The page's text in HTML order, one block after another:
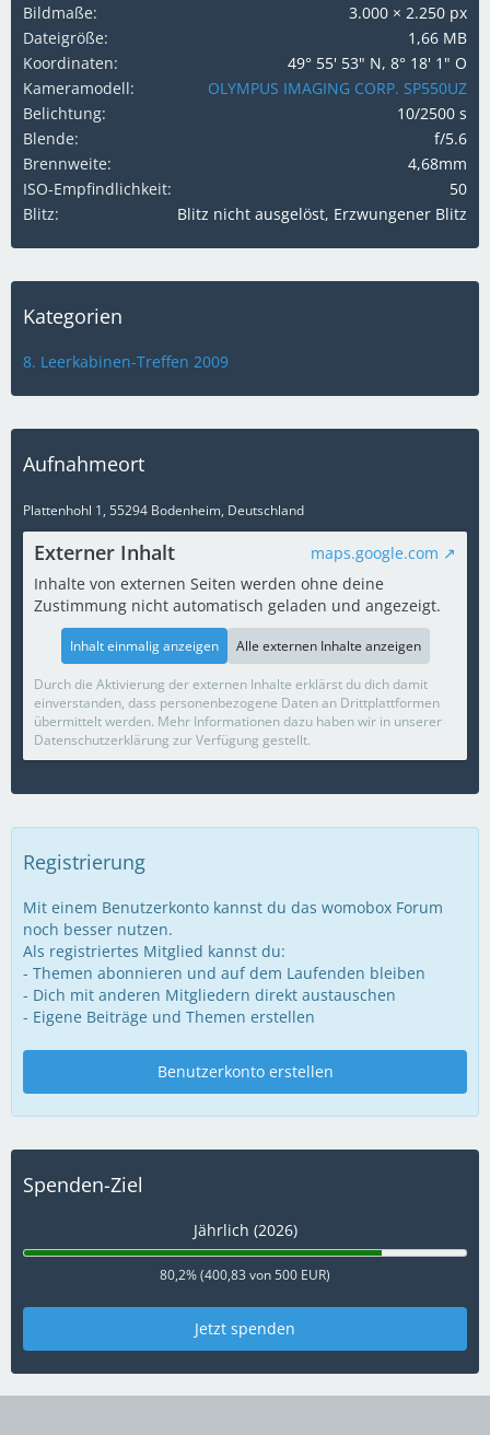
Bildmaße
3.000 × 2.250 px
Dateigröße
1,66 MB
Koordinaten
49° 55' 53" N, 8° 18' 1" O
Kameramodell
OLYMPUS IMAGING CORP. SP550UZ
Belichtung
10/2500 s
Blende
f/5.6
Brennweite
4,68mm
ISO-Empfindlichkeit
50
Blitz
Blitz nicht ausgelöst, Erzwungener Blitz
Kategorien
8. Leerkabinen-Treffen 2009
Aufnahmeort
Plattenhohl 1, 55294 Bodenheim, Deutschland
Externer Inhalt
maps.google.com
Inhalte von externen Seiten werden ohne deine
Zustimmung nicht automatisch geladen und angezeigt.
Inhalt einmalig anzeigen Alle externen Inhalte anzeigen
Durch die Aktivierung der externen Inhalte erklärst du dich damit
einverstanden, dass personenbezogene Daten an Drittplattformen
übermittelt werden. Mehr Informationen dazu haben wir in unserer
Datenschutzerklärung zur Verfügung gestellt.
Registrierung
Mit einem Benutzerkonto kannst du das womobox Forum
noch besser nutzen.
Als registriertes Mitglied kannst du:
- Themen abonnieren und auf dem Laufenden bleiben
- Dich mit anderen Mitgliedern direkt austauschen
- Eigene Beiträge und Themen erstellen
Benutzerkonto erstellen
Spenden-Ziel
Jährlich (2026)
80,2% (400,83 von 500 EUR)
Jetzt spenden